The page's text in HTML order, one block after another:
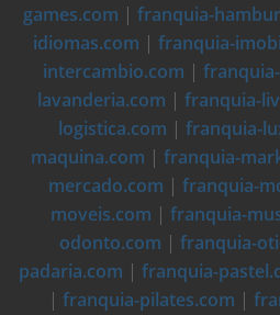
games.com | franquia-
idiomas.com | franquia-
intercambio.com |
lavanderia.com | franquia-
logistica.com | franquia-
maquina.com | franquia-
mercado.com | franquia-
moveis.com | franquia-
odonto.com | franquia-
padaria.com | franquia-
| franquia-pilates.com |